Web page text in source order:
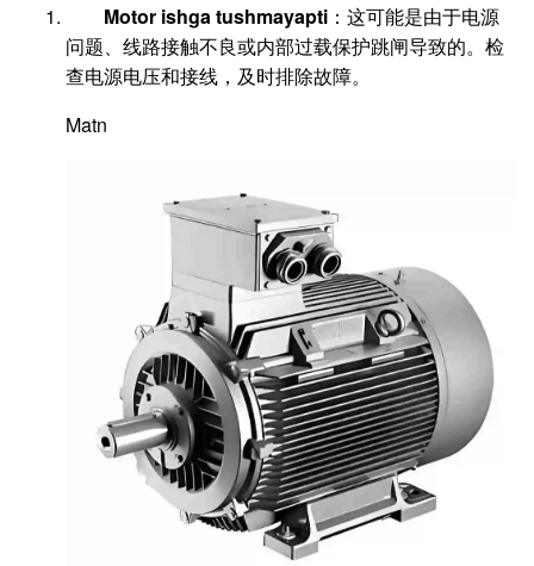
Motor ishga tushmayapti ：这可能是由于电源
问题、线路接触不良或内部过载保护跳闸导致的。检
查电源电压和接线，及时排除故障。
Matn